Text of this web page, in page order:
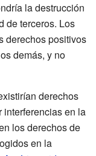
la destrucción
de terceros. Los
derechos positivos
demás, y no
derechos
interferencias en la
los derechos de
en la